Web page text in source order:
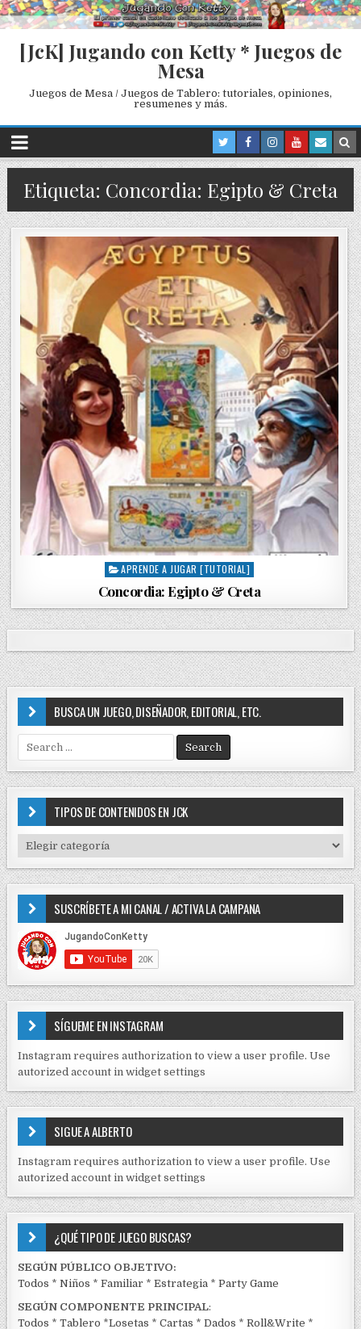
[JcK] Jugando con Ketty * Juegos de
Mesa
Juegos de Mesa / Juegos de Tablero: tutoriales, opiniones,
resumenes y más.
Etiqueta: Concordia: Egipto & Creta
P
o
t
e
d
i
n
APRENDE A JUGAR [TUTORIAL]
Concordia: Egipto & Creta
BUSCA UN JUEGO, DISEÑADOR, EDITORIAL, ETC.
e
a
r
f
r
:
TIPOS DE CONTENIDOS EN JCK
I
P
D
E
C
O
N
T
I
D
S
E
J
C
K
SUSCRÍBETE A MI CANAL / ACTIVA LA CAMPANA
SÍGUEME EN INSTAGRAM
Instagram requires authorization to view a user profile. Use
autorized account in widget settings
SIGUE A ALBERTO
Instagram requires authorization to view a user profile. Use
autorized account in widget settings
¿QUÉ TIPO DE JUEGO BUSCAS?
SEGÚN PÚBLICO OBJETIVO:
Todos *Niños *Familiar *Estrategia *Party Game
SEGÚN COMPONENTE PRINCIPAL:
Todos *Tablero *Losetas *Cartas *Dados *Roll&Write *